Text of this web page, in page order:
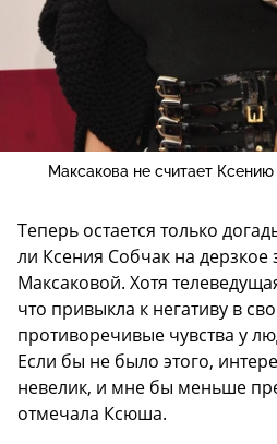
Максакова не считает
Теперь остается только
ли Ксения Собчак на
Максаковой. Хотя
что привыкла к негативу в
противоречивые чувства у
Если бы не было этого,
невелик, и мне бы меньше
отмечала Ксюша.